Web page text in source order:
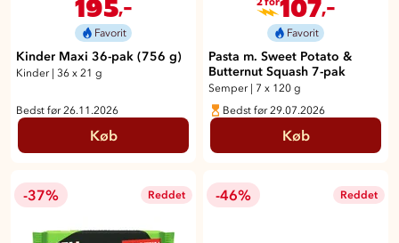
Favorit
Kinder Maxi 36-pak (756 g)
Kinder 36 x 21 g
Bedst før 26.11.2026
Køb
Favorit
Pasta m. Sweet Potato &
Butternut Squash 7-pak
Semper
7 x 120 g
Bedst før 29.07.2026
Køb
-37% Reddet -46% Reddet